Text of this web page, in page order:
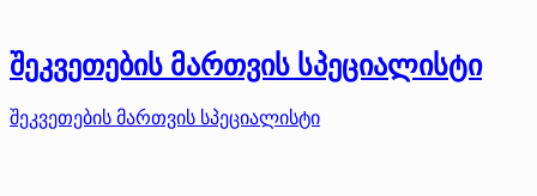
შეკვეთების მართვის სპეციალისტი
შეკვეთების მართვის სპეციალისტი